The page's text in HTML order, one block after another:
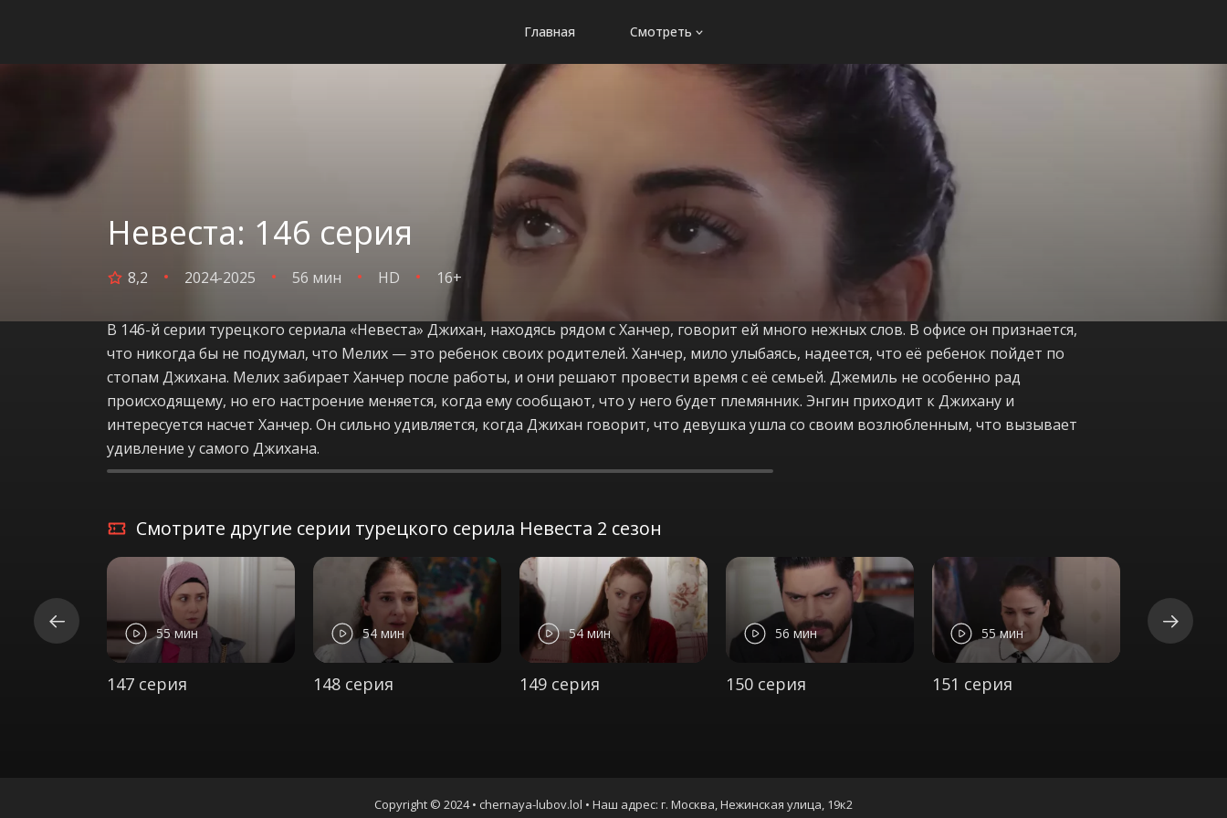
Главная Смотреть
Невеста: 146 серия
8,2 2024-2025 56 мин HD 16+
В 146-й серии турецкого сериала «Невеста» Джихан, находясь рядом с Ханчер, говорит ей много нежных слов. В офисе он признается,
что никогда бы не подумал, что Мелих — это ребенок своих родителей. Ханчер, мило улыбаясь, надеется, что её ребенок пойдет по
стопам Джихана. Мелих забирает Ханчер после работы, и они решают провести время с её семьей. Джемиль не особенно рад
происходящему, но его настроение меняется, когда ему сообщают, что у него будет племянник. Энгин приходит к Джихану и
интересуется насчет Ханчер. Он сильно удивляется, когда Джихан говорит, что девушка ушла со своим возлюбленным, что вызывает
удивление у самого Джихана.
Смотрите другие серии турецкого серила Невеста 2 сезон
55 мин
147 серия
54 мин
148 серия
54 мин
149 серия
56 мин
150 серия
55 мин
151 серия
55
Copyright © 2024 • chernaya-lubov.lol • Наш адрес: г. Москва, Нежинская улица, 19к2